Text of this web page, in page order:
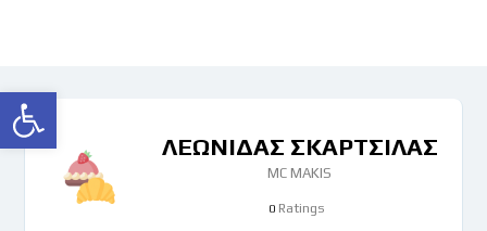
Ανοίξτε τη γραμμή εργαλείων
ΛΕΩΝΙΔΑΣ ΣΚΑΡΤΣΙΛΑΣ
MC MAKIS
0Ratings